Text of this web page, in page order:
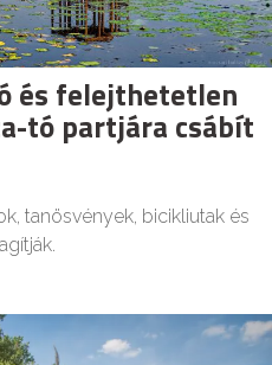
és felejthetetlen
tó partjára csábít
tanösvények, bicikliutak és